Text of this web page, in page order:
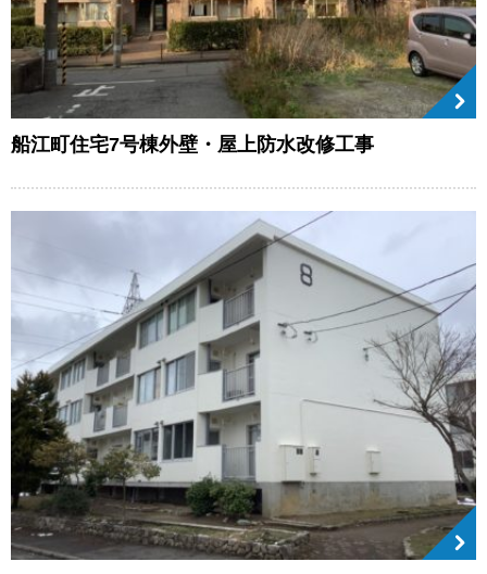
船江町住宅7号棟外壁・屋上防水改修工事